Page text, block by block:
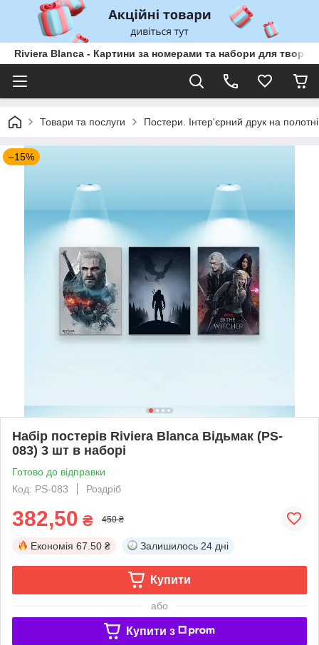
Riviera Blanca - Картини за номерами та набори для
Товари та послуги Постери. Інтер'єрний друк на полотні
–15%
Набір постерів Riviera Blanca Відьмак (PS-
083) 3 шт в наборі
Готово до відправки
Код: PS-083
Роздріб
382,50 ₴ 450 ₴
Економія 67.50 ₴ Залишилось 24 дні
Купити
або
Купити з